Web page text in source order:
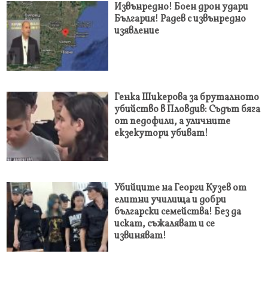
Извънредно! Боен дрон удари
България! Радев с извънредно
изявление
Генка Шикерова за бруталното
убийство в Пловдив: Съдът бяга
от педофили, а уличните
екзекутори убиват!
Убийците на Георги Кузев от
елитни училища и добри
български семейства! Без да
искат, съжаляват и се
извиняват!